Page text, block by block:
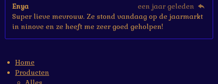
Enya
een jaar geleden
Super lieve mevrouw. Ze stond vandaag op de jaarmarkt
in ninove en ze heeft me zeer goed geholpen!
Home
Producten